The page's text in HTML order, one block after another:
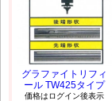
グラファイトリフィ
ール TW425タイプ
価格はログイン後表示